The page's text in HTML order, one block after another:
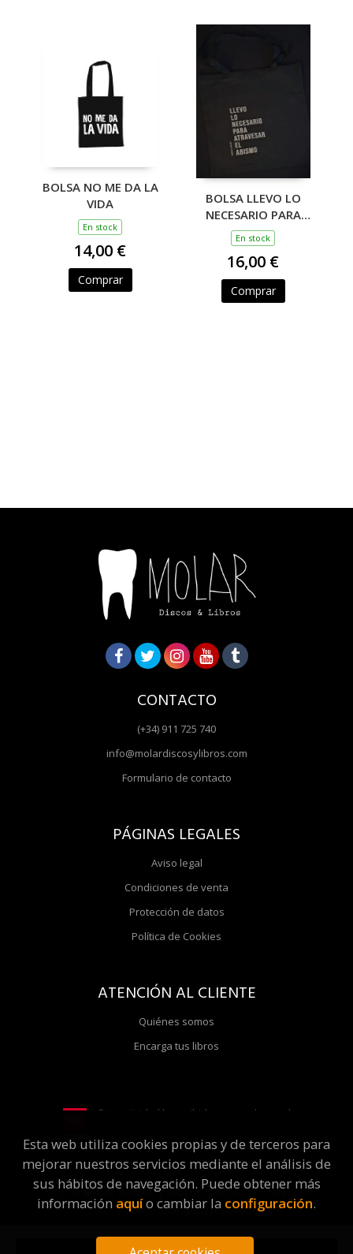
BOLSA NO ME DA LA
VIDA
En stock
14,00 €
Comprar
BOLSA LLEVO LO
NECESARIO PARA
ATRAVESAR EL
ABISMO
En stock
16,00 €
Comprar
CONTACTO
(+34) 911 725 740
info@molardiscosylibros.com
Formulario de contacto
PÁGINAS LEGALES
Aviso legal
Condiciones de venta
Protección de datos
Política de Cookies
ATENCIÓN AL CLIENTE
Quiénes somos
Encarga tus libros
Esta actividad ha recibido una ayuda para la
2026 ©Molar Discos y Libros. Todos los Derechos
Reservados |Grupo Trevenque
Esta web utiliza cookies propias y de terceros para
mejorar nuestros servicios mediante el análisis de
sus hábitos de navegación. Puede obtener más
información aquío cambiar la configuración.